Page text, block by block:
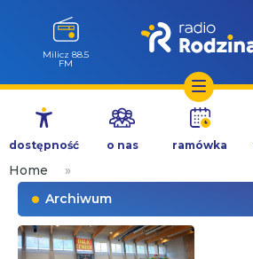
Przejdź
treści
Milicz 88.5
FM
dostępność o nas ramówka
Home
»
Archiwum